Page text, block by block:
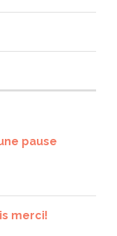
pause
merci!